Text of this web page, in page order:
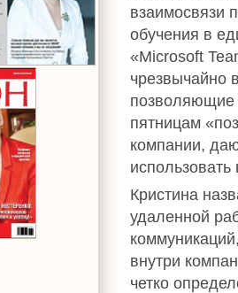
взаимосвязи
обучения в
«Microsoft
чрезвычайно
позволяющие
пятницам
компании,
Кристина
удаленной
внутри
четко